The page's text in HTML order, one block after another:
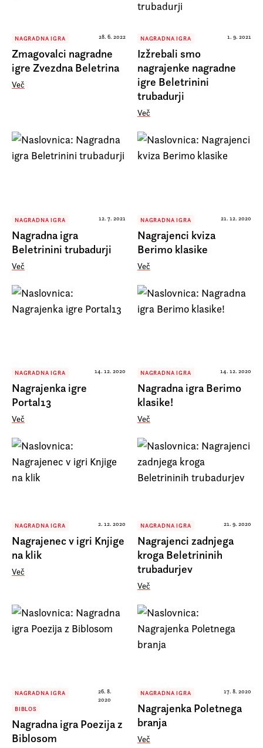
NAGRADNA IGRA 28. 6. 2022
Zmagovalci nagradne
igre Zvezdna Beletrina
Več
NAGRADNA IGRA 1. 9. 2021
Izžrebali smo
nagrajenke nagradne
igre Beletrinini
trubadurji
Več
NAGRADNA IGRA 12. 7. 2021
Nagradna igra
Beletrinini trubadurji
Več
NAGRADNA IGRA 21. 12. 2020
Nagrajenci kviza
Berimo klasike
Več
NAGRADNA IGRA 14. 12. 2020
Nagrajenka igre
Portal13
Več
NAGRADNA IGRA 14. 12. 2020
Nagradna igra Berimo
klasike!
Več
NAGRADNA IGRA 2. 12. 2020
Nagrajenec v igri Knjige
na klik
Več
NAGRADNA IGRA 21. 9. 2020
Nagrajenci zadnjega
kroga Beletrininih
trubadurjev
Več
NAGRADNA IGRA
BIBLOS
26. 8.
2020
Nagradna igra Poezija z
Biblosom
NAGRADNA IGRA 17. 8. 2020
Nagrajenka Poletnega
branja
Več